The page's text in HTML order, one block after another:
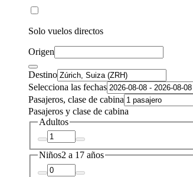
Solo vuelos directos
Origen
Destino
Selecciona las fechas
Pasajeros, clase de cabina
Pasajeros y clase de cabina
Adultos
Niños2 a 17 años